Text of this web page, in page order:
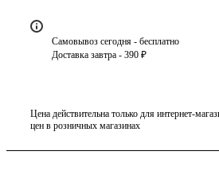
Самовывоз сегодня - бесплатно
Доставка завтра - 390 ₽
Цена действительна только для интернет-
цен в розничных магазинах